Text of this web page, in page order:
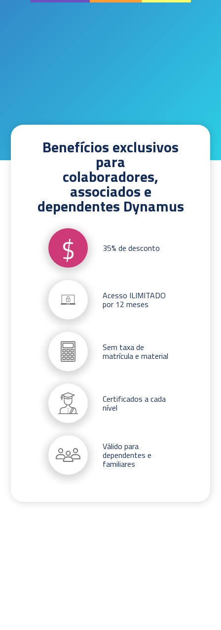
Benefícios exclusivos
para
colaboradores,
associados e
dependentes Dynamus
$ 35% de desconto
Acesso ILIMITADO
por 12 meses
Sem taxa de
matrícula e material
Certificados a cada
nível
Válido para
dependentes e
familiares